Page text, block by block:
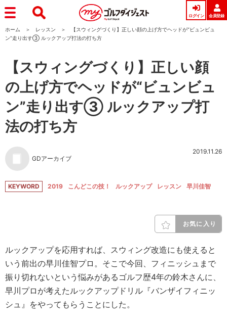
ログイン 会員登録
ホーム レッスン
【スウィングづくり】正しい顔の上げ方でヘッドが“ビュンビュ
ン”走り出す③ ルックアップ打法の打ち方
【スウィングづくり】正しい顔
の上げ方でヘッドが“ビュンビュ
ン”走り出す③ ルックアップ打
法の打ち方
GDアーカイブ
2019.11.26
KEYWORD 2019 こんどこの技！ ルックアップ レッスン 早川佳智
お気に入り
ルックアップを応用すれば、スウィング改造にも使えると
いう前出の早川佳智プロ。そこで今回、フィニッシュまで
振り切れないという悩みがあるゴルフ歴4年の鈴木さんに、
早川プロが考えたルックアップドリル『バンザイフィニッ
シュ』をやってもらうことにした。